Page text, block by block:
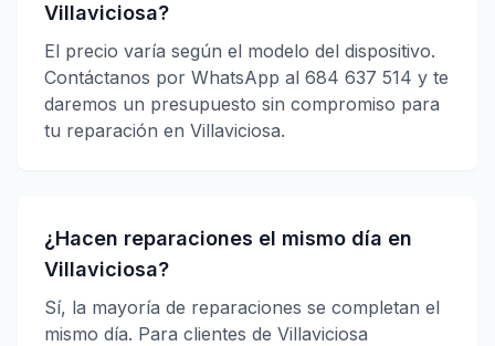
Villaviciosa?
El precio varía según el modelo del dispositivo.
Contáctanos por WhatsApp al 684 637 514 y te
daremos un presupuesto sin compromiso para
tu reparación en Villaviciosa.
¿Hacen reparaciones el mismo día en
Villaviciosa?
Sí, la mayoría de reparaciones se completan el
mismo día. Para clientes de Villaviciosa